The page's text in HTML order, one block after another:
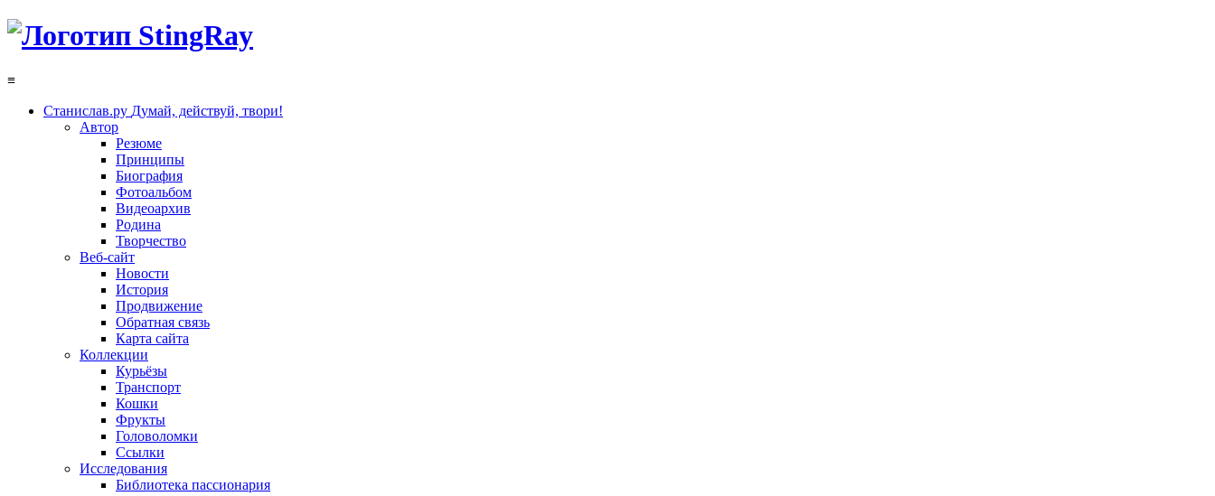
≡
Станислав.ру Думай, действуй, твори!
Автор
Резюме
Принципы
Биография
Фотоальбом
Видеоархив
Родина
Творчество
Веб-сайт
Новости
История
Продвижение
Обратная связь
Карта сайта
Коллекции
Курьёзы
Транспорт
Кошки
Фрукты
Головоломки
Ссылки
Исследования
Библиотека пассионария